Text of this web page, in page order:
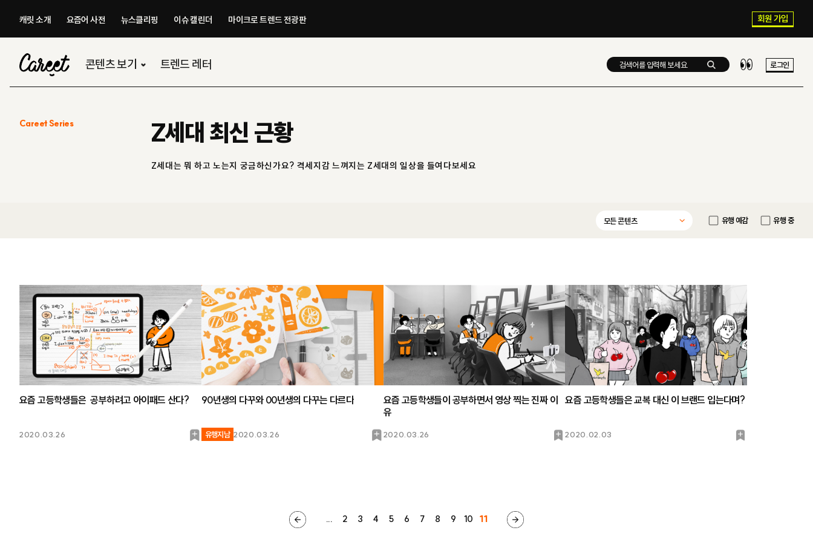
캐릿 소개 요즘어 사전 뉴스클리핑 이슈 캘린더 마이크로 트렌드 전광판​ 회원 가입
콘텐츠 보기 트렌드 레터 로그인
Careet Series Z세대 최신 근황
Z세대는 뭐 하고 노는지 궁금하신가요? 격세지감 느껴지는 Z세대의 일상을 들여다보세요
유행 예감 유행 중
요즘 고등학생들은 공부하려고 아이패드 산다?
2020.03.26
북
90년생의 다꾸와 00년생의 다꾸는 다르다
유행지남 2020.03.26
북
요즘 고등학생들이 공부하면서 영상 찍는 진짜 이
유
2020.03.26
북
요즘 고등학생들은 교복 대신 이 브랜드 입는다며?
2020.02.03
북
... 2 3 4 5 6 7 8 9 10 11